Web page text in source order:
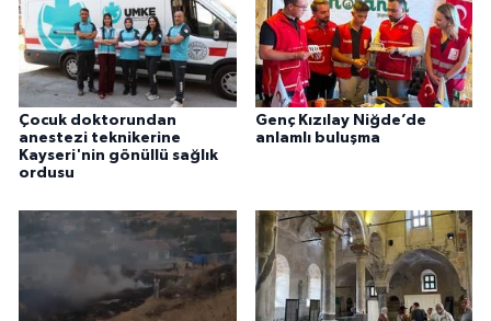
Çocuk doktorundan
anestezi teknikerine
Kayseri'nin gönüllü sağlık
ordusu
Genç Kızılay Niğde’de
anlamlı buluşma